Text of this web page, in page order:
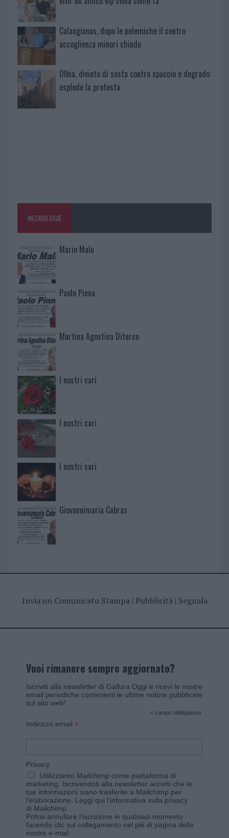
Calangianus, dopo le polemiche il centro
accoglienza minori chiude
Olbia, divieto di sosta contro spaccio e degrado:
esplode la protesta
NECROLOGIE
Mario Malu
Paolo Pinna
Martina Agostina Diturco
I nostri cari
I nostri cari
I nostri cari
Giovannimaria Cabras
Invia un Comunicato Stampa| Pubblicità| Segnala
Vuoi rimanere sempre aggiornato?
Iscriviti alla newsletter di Gallura Oggi e ricevi le nostre
email periodiche contenenti le ultime notizie pubblicate
sul sito web!
* campo obbligatorio
Indirizzo email *
Privacy
Utilizziamo Mailchimp come piattaforma di
marketing. Iscrivendoti alla newsletter accetti che le
tue informazioni siano trasferite a Mailchimp per
l'elaborazione. Leggi qui l'informativa sulla privacy
di Mailchimp.
Potrai annullare l'iscrizione in qualsiasi momento
facendo clic sul collegamento nel piè di pagina delle
nostre e-mail.